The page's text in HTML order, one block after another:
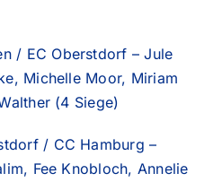
/ EC Oberstdorf – Jule
Michelle Moor, Miriam
(4 Siege)
/ CC Hamburg –
Fee Knobloch, Annelie